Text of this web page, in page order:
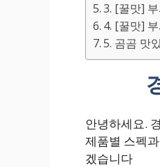
3. [꿀맛]
4. [꿀맛]
5. 곰곰 맛
안녕하세요.
제품별 스펙
겠습니다